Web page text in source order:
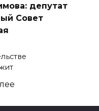
депутат
Совет